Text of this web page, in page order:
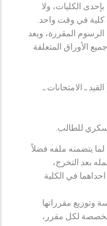
الكليات، ولا
كلية في وقت واحد.
الرسوم المقررة، ويعد
الأوراق المتعلقة
ـ الامتحانات ـ
للطالب.
يتضمنه ملفه فضلاً
بعد التخرج،
في الكلية
وتوزيع مقرراتها
لكل مقرر،